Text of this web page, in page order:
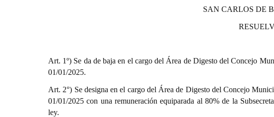
SAN CARLOS DE
Art. 1º) Se da de baja en el cargo del Área de Digesto del Concejo
01/01/2025.
Art. 2°) Se designa en el cargo del Área de Digesto del Concejo
01/01/2025 con una remuneración equiparada al 80% de la
ley.